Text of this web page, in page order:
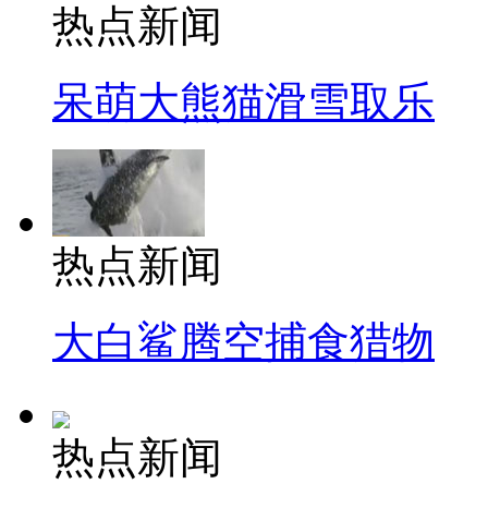
热点新闻
呆萌大熊猫滑雪取乐
热点新闻
大白鲨腾空捕食猎物
热点新闻